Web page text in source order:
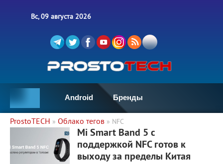
Вс, 09 августа 2026
Android Бренды
ProstoTECH » Облако тегов » NFC
2 988 0
Mi Smart Band 5 с
поддержкой NFC готов к
выходу за пределы Китая